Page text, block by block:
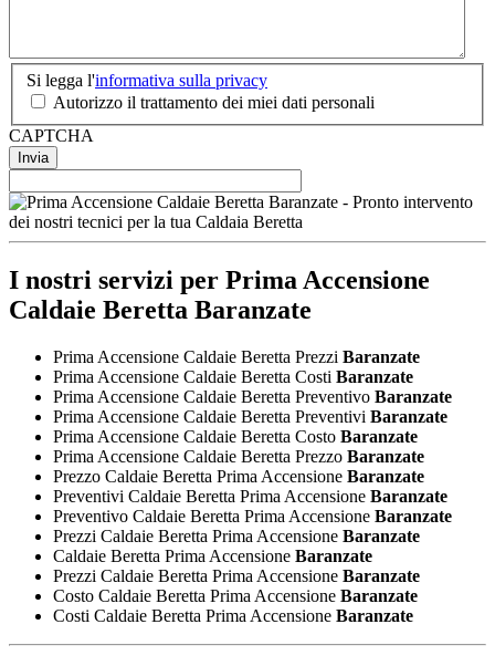
Si
legga
sulla
privacy
Si legga l'informativa sulla privacy
Autorizzo il trattamento dei miei dati personali
CAPTCHA
I nostri servizi per Prima Accensione
Caldaie Beretta Baranzate
Prima Accensione Caldaie Beretta Prezzi Baranzate
Prima Accensione Caldaie Beretta Costi Baranzate
Prima Accensione Caldaie Beretta Preventivo Baranzate
Prima Accensione Caldaie Beretta Preventivi Baranzate
Prima Accensione Caldaie Beretta Costo Baranzate
Prima Accensione Caldaie Beretta Prezzo Baranzate
Prezzo Caldaie Beretta Prima Accensione Baranzate
Preventivi Caldaie Beretta Prima Accensione Baranzate
Preventivo Caldaie Beretta Prima Accensione Baranzate
Prezzi Caldaie Beretta Prima Accensione Baranzate
Caldaie Beretta Prima Accensione Baranzate
Prezzi Caldaie Beretta Prima Accensione Baranzate
Costo Caldaie Beretta Prima Accensione Baranzate
Costi Caldaie Beretta Prima Accensione Baranzate